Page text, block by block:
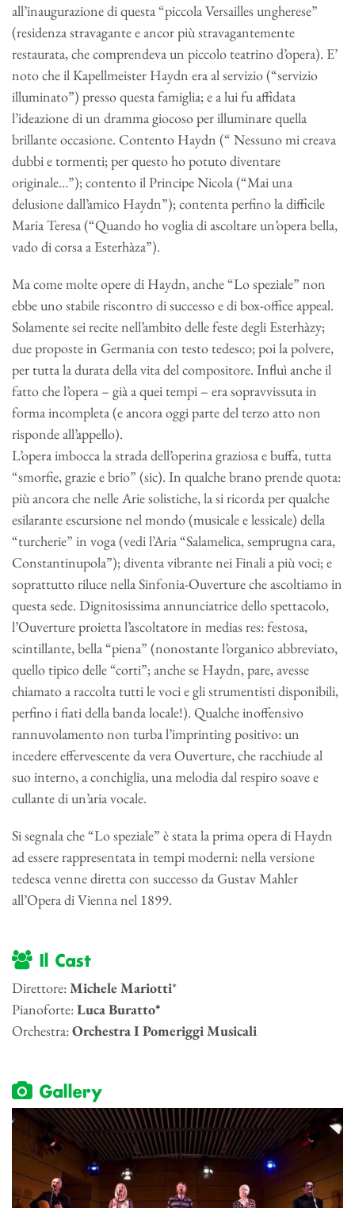
all’inaugurazione di questa “piccola Versailles ungherese”
(residenza stravagante e ancor più stravagantemente
restaurata, che comprendeva un piccolo teatrino d’opera). E’
noto che il Kapellmeister Haydn era al servizio (“servizio
illuminato”) presso questa famiglia; e a lui fu affidata
l’ideazione di un dramma giocoso per illuminare quella
brillante occasione. Contento Haydn (“ Nessuno mi creava
dubbi e tormenti; per questo ho potuto diventare
originale…”); contento il Principe Nicola (“Mai una
delusione dall’amico Haydn”); contenta perfino la difficile
Maria Teresa (“Quando ho voglia di ascoltare un’opera bella,
vado di corsa a Esterhàza”).
Ma come molte opere di Haydn, anche “Lo speziale” non
ebbe uno stabile riscontro di successo e di box-office appeal.
Solamente sei recite nell’ambito delle feste degli Esterhàzy;
due proposte in Germania con testo tedesco; poi la polvere,
per tutta la durata della vita del compositore. Influì anche il
fatto che l’opera – già a quei tempi – era sopravvissuta in
forma incompleta (e ancora oggi parte del terzo atto non
risponde all’appello).
L’opera imbocca la strada dell’operina graziosa e buffa, tutta
“smorfie, grazie e brio” (sic). In qualche brano prende quota:
più ancora che nelle Arie solistiche, la si ricorda per qualche
esilarante escursione nel mondo (musicale e lessicale) della
“turcherie” in voga (vedi l’Aria “Salamelica, semprugna cara,
Constantinupola”); diventa vibrante nei Finali a più voci; e
soprattutto riluce nella Sinfonia-Ouverture che ascoltiamo in
questa sede. Dignitosissima annunciatrice dello spettacolo,
l’Ouverture proietta l’ascoltatore in medias res: festosa,
scintillante, bella “piena” (nonostante l’organico abbreviato,
quello tipico delle “corti”; anche se Haydn, pare, avesse
chiamato a raccolta tutti le voci e gli strumentisti disponibili,
perfino i fiati della banda locale!). Qualche inoffensivo
rannuvolamento non turba l’imprinting positivo: un
incedere effervescente da vera Ouverture, che racchiude al
suo interno, a conchiglia, una melodia dal respiro soave e
cullante di un’aria vocale.
Si segnala che “Lo speziale” è stata la prima opera di Haydn
ad essere rappresentata in tempi moderni: nella versione
tedesca venne diretta con successo da Gustav Mahler
all’Opera di Vienna nel 1899.
Il Cast
Direttore:Michele Mariotti*
Pianoforte:Luca Buratto*
Orchestra:Orchestra I Pomeriggi Musicali
Gallery